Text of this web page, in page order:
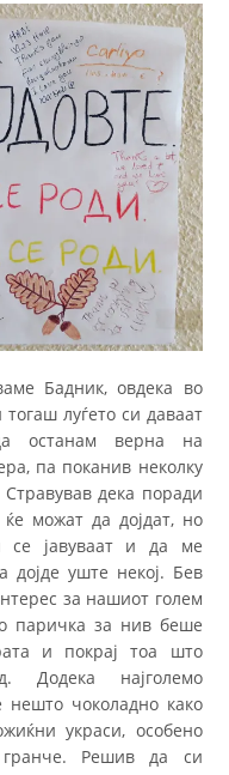
Бадник, овдека во
луѓето си даваат
останам верна на
па поканив неколку
Стравував дека поради
можат да дојдат, но
се јавуваат и да ме
уште некој. Бев
за нашиот голем
паричка за нив беше
и покрај тоа што
Додека најголемо
чоколадно како
украси, особено
гранче. Решив да си